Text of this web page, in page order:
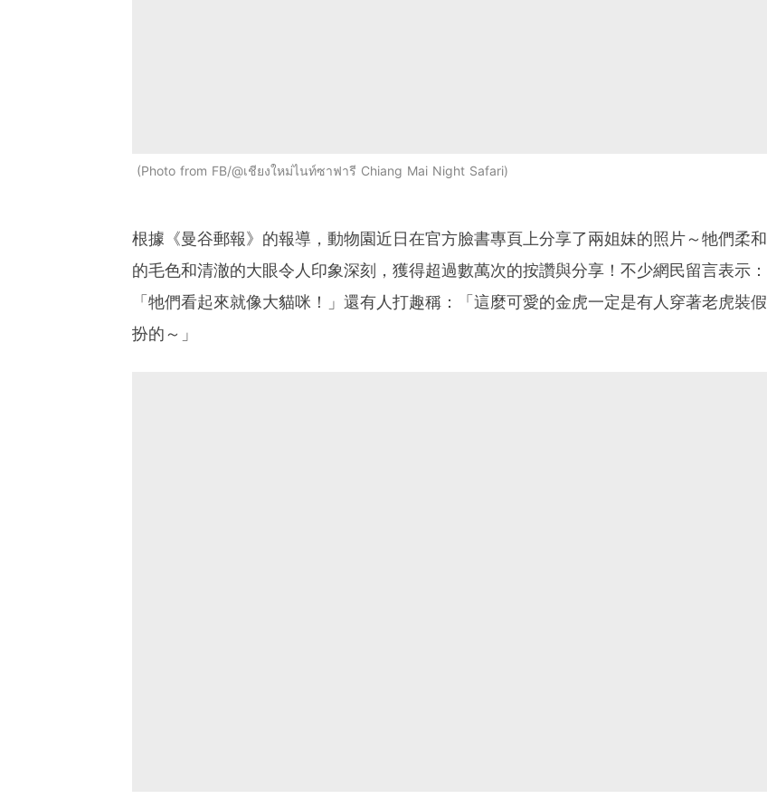
Photo from FB/@เชียงใหม่ไนท์ซาฟารี Chiang Mai Night Safari
根據《曼谷郵報》的報導，動物園近日在官方臉書專頁上分享了兩姐妹的照片～牠們柔和
的毛色和清澈的大眼令人印象深刻，獲得超過數萬次的按讚與分享！不少網民留言表示：
「牠們看起來就像大貓咪！」還有人打趣稱：「這麼可愛的金虎一定是有人穿著老虎裝假
扮的～」